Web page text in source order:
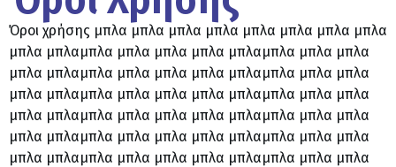
Όροι χρήσης μπλα μπλα μπλα μπλα μπλα μπλα μπλα μπλα
μπλα μπλαμπλα μπλα μπλα μπλα μπλαμπλα μπλα μπλα
μπλα μπλαμπλα μπλα μπλα μπλα μπλαμπλα μπλα μπλα
μπλα μπλαμπλα μπλα μπλα μπλα μπλαμπλα μπλα μπλα
μπλα μπλαμπλα μπλα μπλα μπλα μπλαμπλα μπλα μπλα
μπλα μπλαμπλα μπλα μπλα μπλα μπλαμπλα μπλα μπλα
μπλα μπλαμπλα μπλα μπλα μπλα μπλαμπλα μπλα μπλα